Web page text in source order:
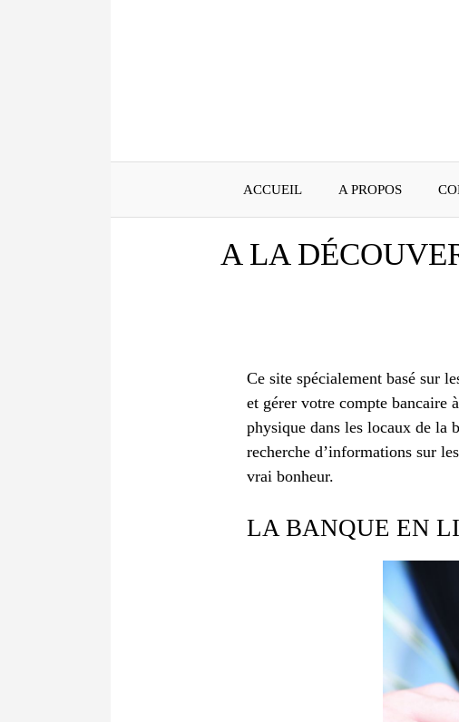
ACCUEIL A PROPOS
A LA
Ce site spécialement basé sur
et gérer votre compte bancaire
physique dans les locaux de la
recherche d’informations sur
vrai bonheur.
LA BANQUE EN